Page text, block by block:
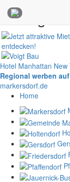
Anzeigen
Hotel Manhattan New
Regional werben
markersdorf.de
Home